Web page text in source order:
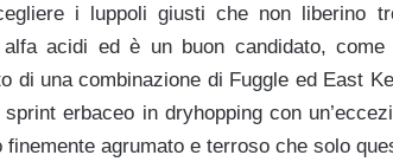
i luppoli giusti che non liberino
acidi ed è un buon candidato, come
di una combinazione di Fuggle ed East
erbaceo in dryhopping con
agrumato e terroso che solo